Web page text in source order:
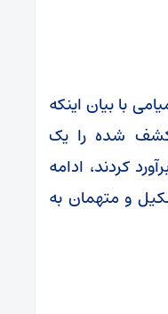
با بیان اینکه
کشف شده را یک
برآورد کردند، ادامه
و متهمان به